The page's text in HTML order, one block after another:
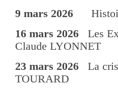
9 mars 2026
16 mars 2026 Les
Claude LYONNET
23 mars 2026 La
TOURARD